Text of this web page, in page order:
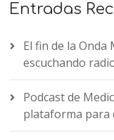
Entradas
El fin de la Onda
escuchando
Podcast de
plataforma para